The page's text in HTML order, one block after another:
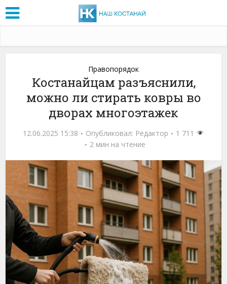
Правопорядок
Костанайцам разъяснили,
можно ли стирать ковры во
дворах многоэтажек
12.06.2025 15:38 Опубликовал: Редактор
1 711
2 мин на чтение